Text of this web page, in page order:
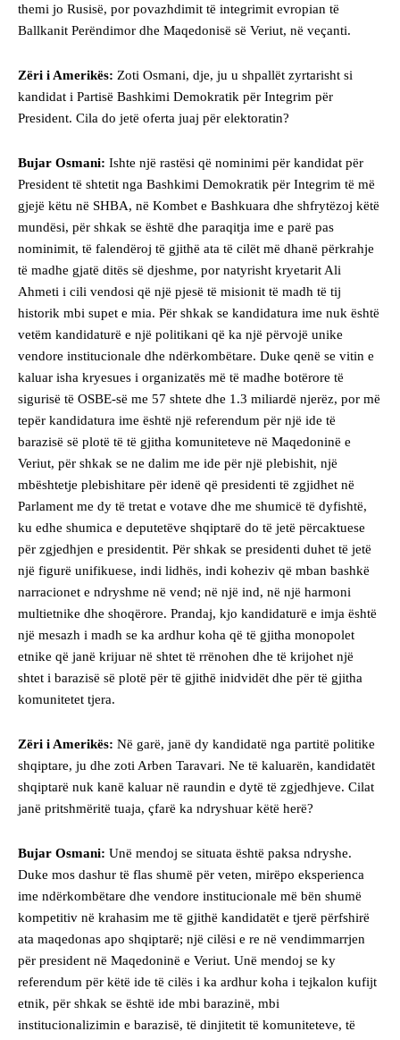
themi jo Rusisë, por povazhdimit të integrimit evropian të
Ballkanit Perëndimor dhe Maqedonisë së Veriut, në veçanti.
Zëri i Amerikës: Zoti Osmani, dje, ju u shpallët zyrtarisht si
kandidat i Partisë Bashkimi Demokratik për Integrim për
President. Cila do jetë oferta juaj për elektoratin?
Bujar Osmani: Ishte një rastësi që nominimi për kandidat për
President të shtetit nga Bashkimi Demokratik për Integrim të më
gjejë këtu në SHBA, në Kombet e Bashkuara dhe shfrytëzoj këtë
mundësi, për shkak se është dhe paraqitja ime e parë pas
nominimit, të falendëroj të gjithë ata të cilët më dhanë përkrahje
të madhe gjatë ditës së djeshme, por natyrisht kryetarit Ali
Ahmeti i cili vendosi që një pjesë të misionit të madh të tij
historik mbi supet e mia. Për shkak se kandidatura ime nuk është
vetëm kandidaturë e një politikani që ka një përvojë unike
vendore institucionale dhe ndërkombëtare. Duke qenë se vitin e
kaluar isha kryesues i organizatës më të madhe botërore të
sigurisë të OSBE-së me 57 shtete dhe 1.3 miliardë njerëz, por më
tepër kandidatura ime është një referendum për një ide të
barazisë së plotë të të gjitha komuniteteve në Maqedoninë e
Veriut, për shkak se ne dalim me ide për një plebishit, një
mbështetje plebishitare për idenë që presidenti të zgjidhet në
Parlament me dy të tretat e votave dhe me shumicë të dyfishtë,
ku edhe shumica e deputetëve shqiptarë do të jetë përcaktuese
për zgjedhjen e presidentit. Për shkak se presidenti duhet të jetë
një figurë unifikuese, indi lidhës, indi koheziv që mban bashkë
narracionet e ndryshme në vend; në një ind, në një harmoni
multietnike dhe shoqërore. Prandaj, kjo kandidaturë e imja është
një mesazh i madh se ka ardhur koha që të gjitha monopolet
etnike që janë krijuar në shtet të rrënohen dhe të krijohet një
shtet i barazisë së plotë për të gjithë inidvidët dhe për të gjitha
komunitetet tjera.
Zëri i Amerikës: Në garë, janë dy kandidatë nga partitë politike
shqiptare, ju dhe zoti Arben Taravari. Ne të kaluarën, kandidatët
shqiptarë nuk kanë kaluar në raundin e dytë të zgjedhjeve. Cilat
janë pritshmëritë tuaja, çfarë ka ndryshuar këtë herë?
Bujar Osmani: Unë mendoj se situata është paksa ndryshe.
Duke mos dashur të flas shumë për veten, mirëpo eksperienca
ime ndërkombëtare dhe vendore institucionale më bën shumë
kompetitiv në krahasim me të gjithë kandidatët e tjerë përfshirë
ata maqedonas apo shqiptarë; një cilësi e re në vendimmarrjen
për president në Maqedoninë e Veriut. Unë mendoj se ky
referendum për këtë ide të cilës i ka ardhur koha i tejkalon kufijt
etnik, për shkak se është ide mbi barazinë, mbi
institucionalizimin e barazisë, të dinjitetit të komuniteteve, të